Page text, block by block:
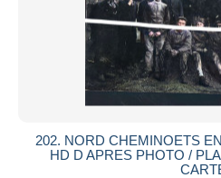
202. NORD CHEMINOETS
HD D APRES PHOTO /